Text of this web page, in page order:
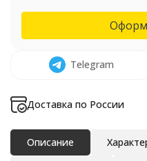
Telegram
Доставка по России
Описание